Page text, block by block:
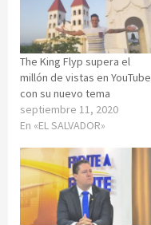
The King Flyp supera el
millón de vistas en YouTube
con su nuevo tema
septiembre 11, 2020
En «EL SALVADOR»